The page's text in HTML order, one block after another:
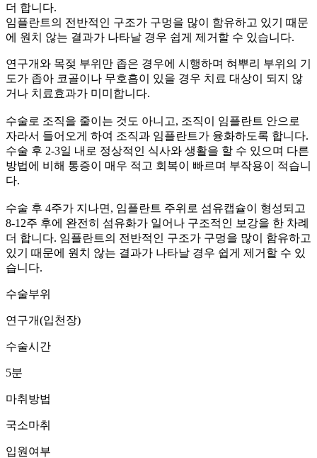
더 합니다.
임플란트의 전반적인 구조가 구멍을 많이 함유하고 있기 때문
에 원치 않는 결과가 나타날 경우 쉽게 제거할 수 있습니다.
연구개와 목젖 부위만 좁은 경우에 시행하며 혀뿌리 부위의 기
도가 좁아 코골이나 무호흡이 있을 경우 치료 대상이 되지 않
거나 치료효과가 미미합니다.
수술로 조직을 줄이는 것도 아니고, 조직이 임플란트 안으로
자라서 들어오게 하여 조직과 임플란트가 융화하도록 합니다.
수술 후 2-3일 내로 정상적인 식사와 생활을 할 수 있으며 다른
방법에 비해 통증이 매우 적고 회복이 빠르며 부작용이 적습니
다.
수술 후 4주가 지나면, 임플란트 주위로 섬유캡슐이 형성되고
8-12주 후에 완전히 섬유화가 일어나 구조적인 보강을 한 차례
더 합니다. 임플란트의 전반적인 구조가 구멍을 많이 함유하고
있기 때문에 원치 않는 결과가 나타날 경우 쉽게 제거할 수 있
습니다.
수술부위
연구개(입천장)
수술시간
5분
마취방법
국소마취
입원여부